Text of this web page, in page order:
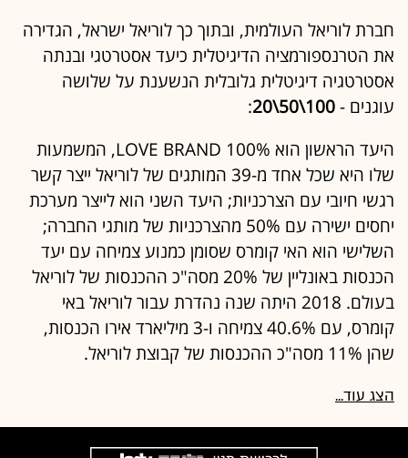
חברת לוריאל העולמית, ובתוך כך לוריאל ישראל, הגדירה
את הטרנספורמציה הדיגיטלית כיעד אסטרטגי ובנתה
אסטרטגיה דיגיטלית גלובלית הנשענת על שלושה
עוגנים -100\50\20
:
היעד הראשון הוא 100% LOVE BRAND, המשמעות
שלו היא שכל אחד מ-39 המותגים של לוריאל ייצר קשר
רגשי חיובי עם הצרכניות; היעד השני הוא לייצר מערכת
יחסים ישירה עם 50% מהצרכניות של מותגי החברה;
השלישי הוא האי קומרס שסומן כמנוע צמיחה עם יעד
הכנסות באונליין של 20% מסה"כ ההכנסות של לוריאל
בעולם. 2018 היתה שנה נהדרת עבור לוריאל באי
קומרס, עם 40.6% צמיחה ו-3 מיליארד אירו הכנסות,
שהן 11% מסה"כ ההכנסות של קבוצת לוריאל.
הצג עוד...